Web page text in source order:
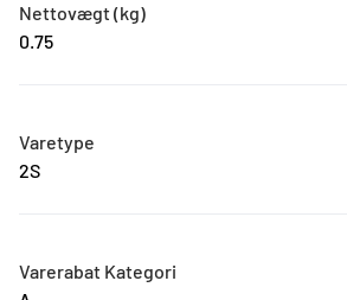
Nettovægt (kg)
0.75
Varetype
2S
Varerabat Kategori